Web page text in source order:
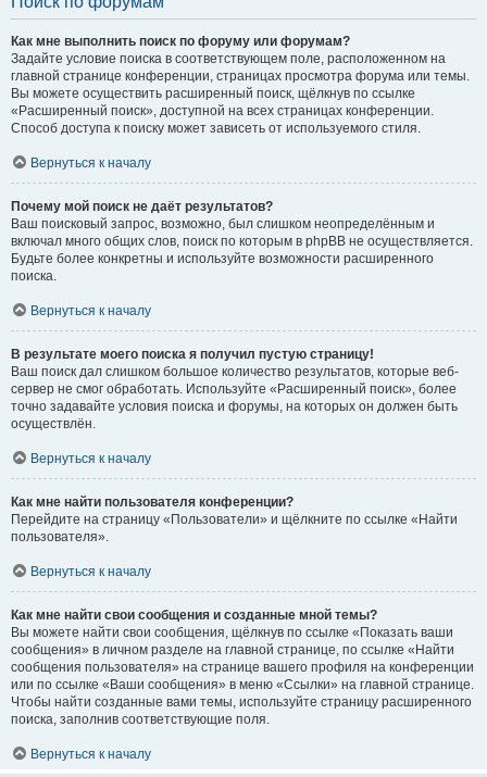
Как мне выполнить поиск по форуму или форумам?
Задайте условие поиска в соответствующем поле, расположенном на
главной странице конференции, страницах просмотра форума или темы.
Вы можете осуществить расширенный поиск, щёлкнув по ссылке
«Расширенный поиск», доступной на всех страницах конференции.
Способ доступа к поиску может зависеть от используемого стиля.
Вернуться к началу
Почему мой поиск не даёт результатов?
Ваш поисковый запрос, возможно, был слишком неопределённым и
включал много общих слов, поиск по которым в phpBB не осуществляется.
Будьте более конкретны и используйте возможности расширенного
поиска.
Вернуться к началу
В результате моего поиска я получил пустую страницу!
Ваш поиск дал слишком большое количество результатов, которые веб-
сервер не смог обработать. Используйте «Расширенный поиск», более
точно задавайте условия поиска и форумы, на которых он должен быть
осуществлён.
Вернуться к началу
Как мне найти пользователя конференции?
Перейдите на страницу «Пользователи» и щёлкните по ссылке «Найти
пользователя».
Вернуться к началу
Как мне найти свои сообщения и созданные мной темы?
Вы можете найти свои сообщения, щёлкнув по ссылке «Показать ваши
сообщения» в личном разделе на главной странице, по ссылке «Найти
сообщения пользователя» на странице вашего профиля на конференции
или по ссылке «Ваши сообщения» в меню «Ссылки» на главной странице.
Чтобы найти созданные вами темы, используйте страницу расширенного
поиска, заполнив соответствующие поля.
Вернуться к началу